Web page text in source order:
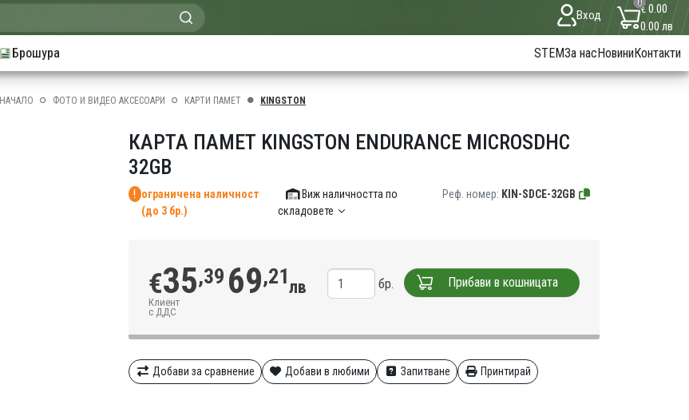
Вход
0€ 0.00
0.00 лв
Брошура STEMЗа насНовиниКонтакти
НАЧАЛО ФОТО И ВИДЕО АКСЕСОАРИ КАРТИ ПАМЕТ KINGSTON
КАРТА ПАМЕТ KINGSTON ENDURANCE MICROSDHC
32GB
ограничена наличност
(до 3 бр.)
Виж наличността по
складовете
Реф. номер: KIN-SDCE-32GB
€35,39 69,21лв
Клиент
с ДДС
бр. Прибави в кошницата
Добави за сравнение Добави в любими Запитване Принтирай